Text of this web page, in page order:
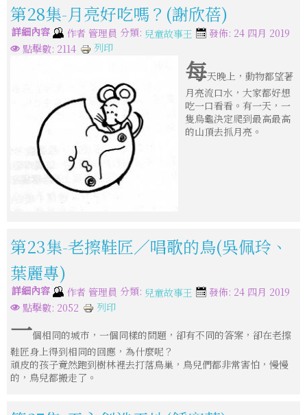
第28集-月亮好吃嗎？(謝欣蓓)
詳細內容 作者 管理員 分類: 兒童故事王
發佈: 24 四月 2019
點擊數: 2114
列印
每天晚上，動物都望著
月亮流口水，大家都好想
吃一口看看。有一天，一
隻烏龜決定爬到最高最高
的山頂去抓月亮。
第23集-老擦鞋匠／唱歌的鳥(吳佩玲、
葉麗專)
詳細內容 作者 管理員 分類: 兒童故事王
發佈: 24 四月 2019
點擊數: 2052
列印
一個相同的城市，一個同樣的問題，卻有不同的答案，卻在老擦
鞋匠身上得到相同的回應，為什麼呢？
頑皮的孩子竟然跑到樹林裡去打落鳥巢，鳥兒們都非常害怕，慢慢
的，鳥兒都搬走了。